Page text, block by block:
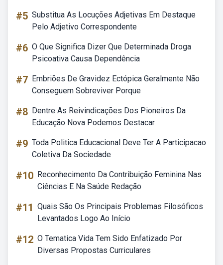
#5 Substitua As Locuções Adjetivas Em Destaque
Pelo Adjetivo Correspondente
#6 O Que Significa Dizer Que Determinada Droga
Psicoativa Causa Dependência
#7 Embriões De Gravidez Ectópica Geralmente Não
Conseguem Sobreviver Porque
#8 Dentre As Reivindicações Dos Pioneiros Da
Educação Nova Podemos Destacar
#9 Toda Politica Educacional Deve Ter A Participacao
Coletiva Da Sociedade
#10 Reconhecimento Da Contribuição Feminina Nas
Ciências E Na Saúde Redação
#11 Quais São Os Principais Problemas Filosóficos
Levantados Logo Ao Início
#12 O Tematica Vida Tem Sido Enfatizado Por
Diversas Propostas Curriculares